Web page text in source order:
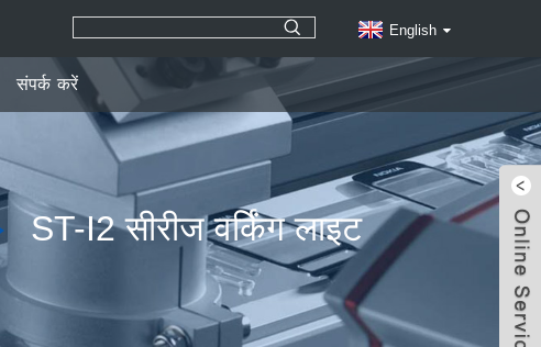
English
संपर्क करें
ST-I2 सीरीज वर्किंग लाइट